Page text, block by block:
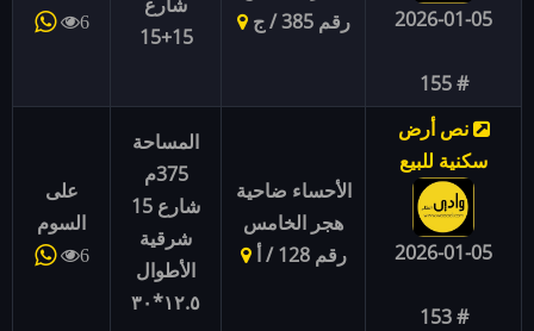
2026-01-05
# 155
رقم 385 / ج
15+15
6
نص أرض
سكنية للبيع
2026-01-05
# 153
الأحساء ضاحية
هجر الخامس
رقم 128 / أ
المساحة
375م
شارع 15
شرقية
الأطوال
١٢.٥*٣٠
على
السوم
6